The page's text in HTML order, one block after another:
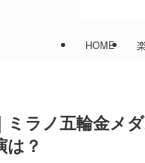
HOME
ラノ五輪金メ
は？